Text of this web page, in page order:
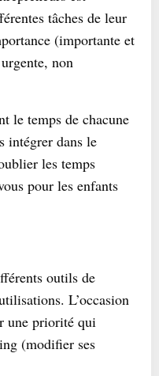
tâches de leur
(importante et
non
le temps de chacune
intégrer dans le
les temps
pour les enfants
outils de
L’occasion
une priorité qui
(modifier ses